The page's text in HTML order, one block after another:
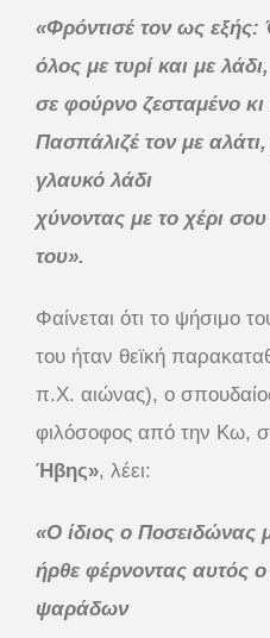
«Φρόντισέ τον ως εξής:
όλος με τυρί και με
σε φούρνο ζεσταμένο
Πασπάλιζέ τον με
γλαυκό λάδι
χύνοντας με το χέρι
του».
Φαίνεται ότι το ψήσιμο
του ήταν θεϊκή
π.Χ. αιώνας), ο
φιλόσοφος από την Κω,
Ήβης», λέει:
«Ο ίδιος ο Ποσειδώνας
ήρθε φέρνοντας αυτός
ψαράδων